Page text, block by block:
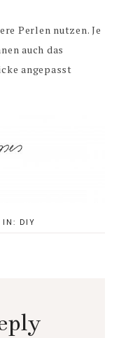
Perlen nutzen. Je
auch das
angepasst
IN: DIY